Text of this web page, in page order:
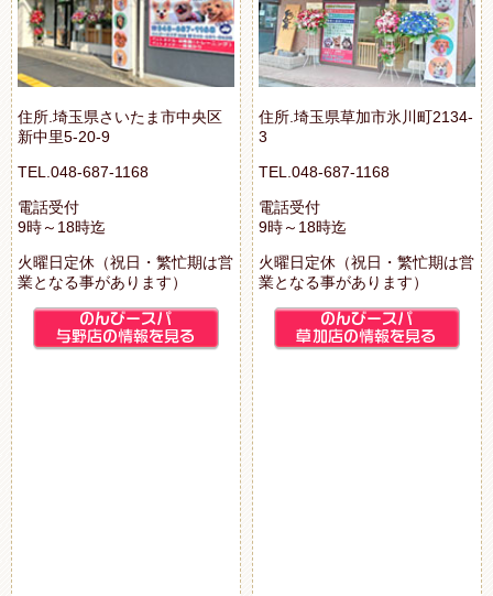
住所.埼玉県さいたま市中央区
新中里5-20-9
TEL.048-687-1168
電話受付
9時～18時迄
火曜日定休（祝日・繁忙期は営
業となる事があります）
住所.埼玉県草加市氷川町2134-
3
TEL.048-687-1168
電話受付
9時～18時迄
火曜日定休（祝日・繁忙期は営
業となる事があります）